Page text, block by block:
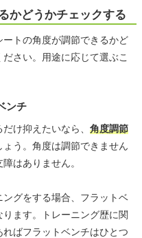
かどうかチェックする
ートの角度が調節できるかど
さい。用途に応じて選ぶこ
ンチ
け抑えたいなら、 角度調節
ょう。角度は調節できません
はありません。
グをする場合、フラットベ
ます。トレーニング歴に関
ばフラットベンチはひとつ